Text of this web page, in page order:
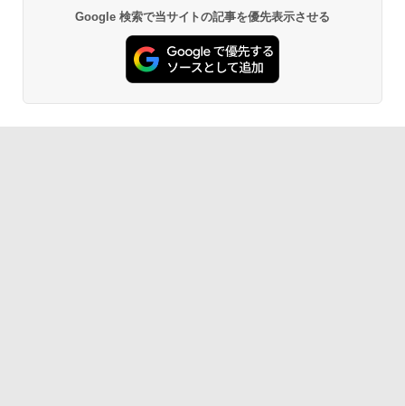
Google 検索で当サイトの記事を優先表示させる